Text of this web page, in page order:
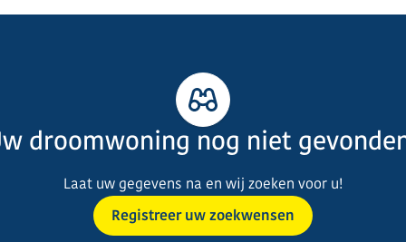
droomwoning nog niet
Laat uw gegevens na en wij zoeken voor u!
Registreer uw zoekwensen